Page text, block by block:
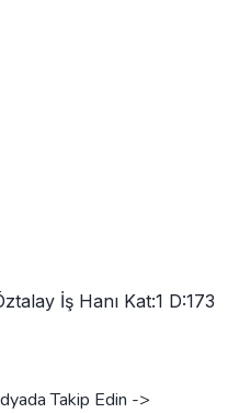
İş Hanı Kat:1 D:173
Takip Edin ->